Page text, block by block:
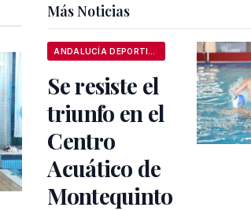
Más Noticias
Se resiste el
triunfo en el
Centro
Acuático de
Montequinto